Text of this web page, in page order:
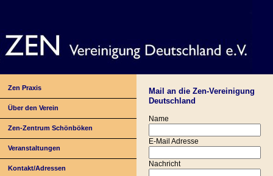
Zen Praxis
Über den Verein
Zen-Zentrum Schönböken
Veranstaltungen
Kontakt/Adressen
Mail an die Zen-Vereinigung
Deutschland
Name
E-Mail Adresse
Nachricht